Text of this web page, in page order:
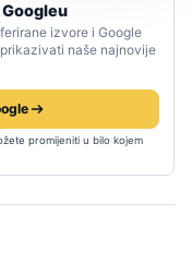
izvore i Google
naše najnovije
promijeniti u bilo kojem